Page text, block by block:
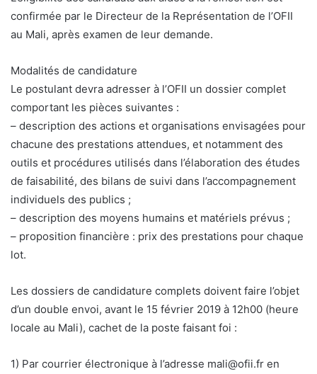
confirmée par le Directeur de la Représentation de l’OFII
au Mali, après examen de leur demande.
Modalités de candidature
Le postulant devra adresser à l’OFII un dossier complet
comportant les pièces suivantes :
– description des actions et organisations envisagées pour
chacune des prestations attendues, et notamment des
outils et procédures utilisés dans l’élaboration des études
de faisabilité, des bilans de suivi dans l’accompagnement
individuels des publics ;
– description des moyens humains et matériels prévus ;
– proposition financière : prix des prestations pour chaque
lot.
Les dossiers de candidature complets doivent faire l’objet
d’un double envoi, avant le 15 février 2019 à 12h00 (heure
locale au Mali), cachet de la poste faisant foi :
1) Par courrier électronique à l’adresse mali@ofii.fr en